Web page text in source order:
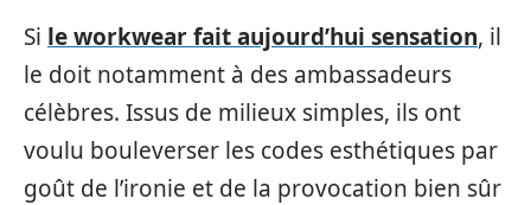
Si le workwear fait aujourd’hui sensation, il
le doit notamment à des ambassadeurs
célèbres. Issus de milieux simples, ils ont
voulu bouleverser les codes esthétiques par
goût de l’ironie et de la provocation bien sûr